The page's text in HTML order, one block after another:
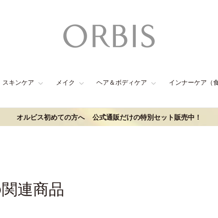
スキンケア メイク ヘア＆ボディケア インナーケア（
オルビス初めての方へ 公式通販だけの特別セット販売中！
連商品